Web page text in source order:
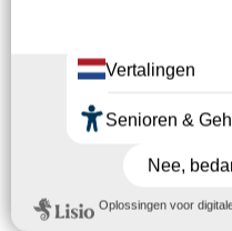
PROFESSIONNELS,
vacances, profitez de nos
contacter. Brève description
personnes Situé au cœur de
avec parkings gratuits à
tout confort entièrement
étoiles - 100m² > Situé au RDC